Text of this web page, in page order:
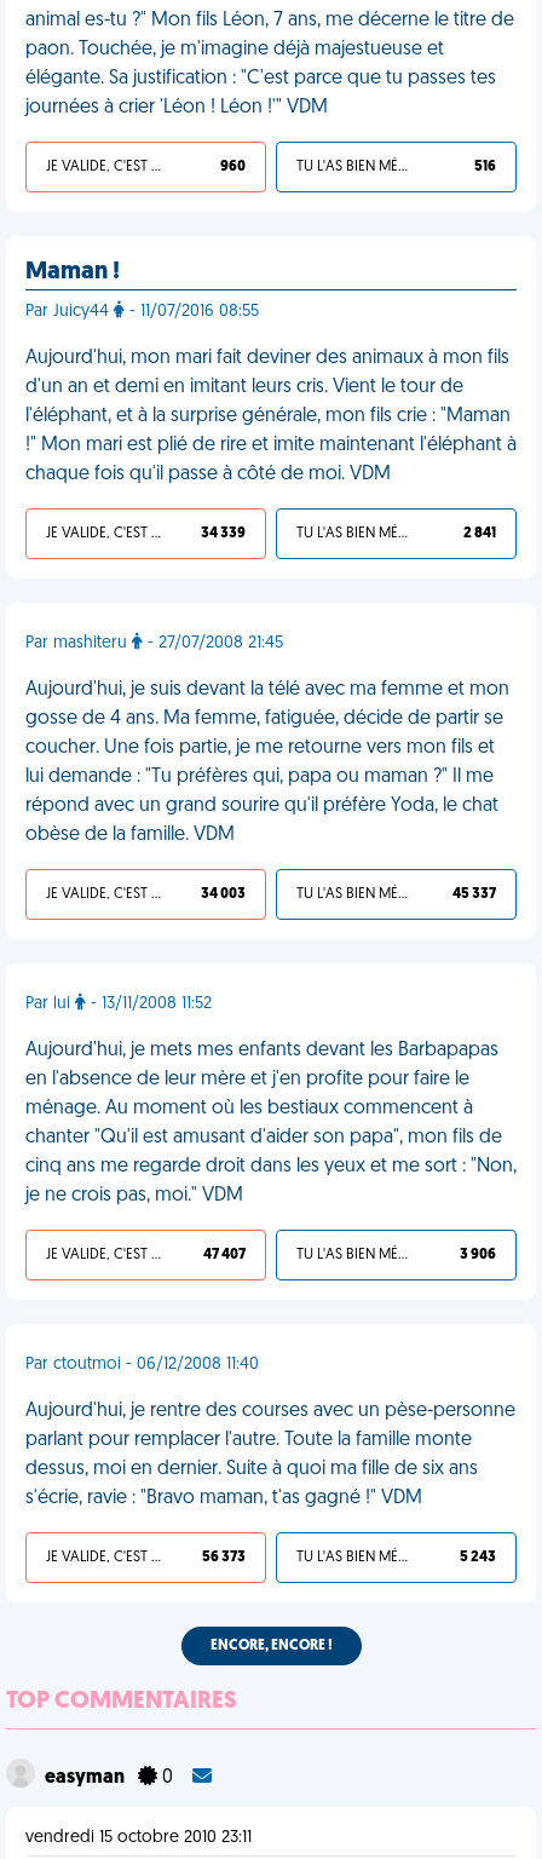
animal es-tu ?" Mon fils Léon, 7 ans, me décerne le titre de
paon. Touchée, je m'imagine déjà majestueuse et
élégante. Sa justification : "C'est parce que tu passes tes
journées à crier 'Léon ! Léon !'" VDM
JE VALIDE, C'EST UNE VDM 960 TU L'AS BIEN MÉRITÉ 516
Maman !
Par Juicy44 - 11/07/2016 08:55
Aujourd'hui, mon mari fait deviner des animaux à mon fils
d'un an et demi en imitant leurs cris. Vient le tour de
l'éléphant, et à la surprise générale, mon fils crie : "Maman
!" Mon mari est plié de rire et imite maintenant l'éléphant à
chaque fois qu'il passe à côté de moi. VDM
JE VALIDE, C'EST UNE VDM 34 339 TU L'AS BIEN MÉRITÉ 2 841
Par mashiteru - 27/07/2008 21:45
Aujourd'hui, je suis devant la télé avec ma femme et mon
gosse de 4 ans. Ma femme, fatiguée, décide de partir se
coucher. Une fois partie, je me retourne vers mon fils et
lui demande : "Tu préfères qui, papa ou maman ?" Il me
répond avec un grand sourire qu'il préfère Yoda, le chat
obèse de la famille. VDM
JE VALIDE, C'EST UNE VDM 34 003 TU L'AS BIEN MÉRITÉ 45 337
Par lui - 13/11/2008 11:52
Aujourd'hui, je mets mes enfants devant les Barbapapas
en l'absence de leur mère et j'en profite pour faire le
ménage. Au moment où les bestiaux commencent à
chanter "Qu'il est amusant d'aider son papa", mon fils de
cinq ans me regarde droit dans les yeux et me sort : "Non,
je ne crois pas, moi." VDM
JE VALIDE, C'EST UNE VDM 47 407 TU L'AS BIEN MÉRITÉ 3 906
Par ctoutmoi - 06/12/2008 11:40
Aujourd'hui, je rentre des courses avec un pèse-personne
parlant pour remplacer l'autre. Toute la famille monte
dessus, moi en dernier. Suite à quoi ma fille de six ans
s'écrie, ravie : "Bravo maman, t'as gagné !" VDM
JE VALIDE, C'EST UNE VDM 56 373 TU L'AS BIEN MÉRITÉ 5 243
ENCORE, ENCORE !
TOP COMMENTAIRES
easyman 0
vendredi 15 octobre 2010 23:11